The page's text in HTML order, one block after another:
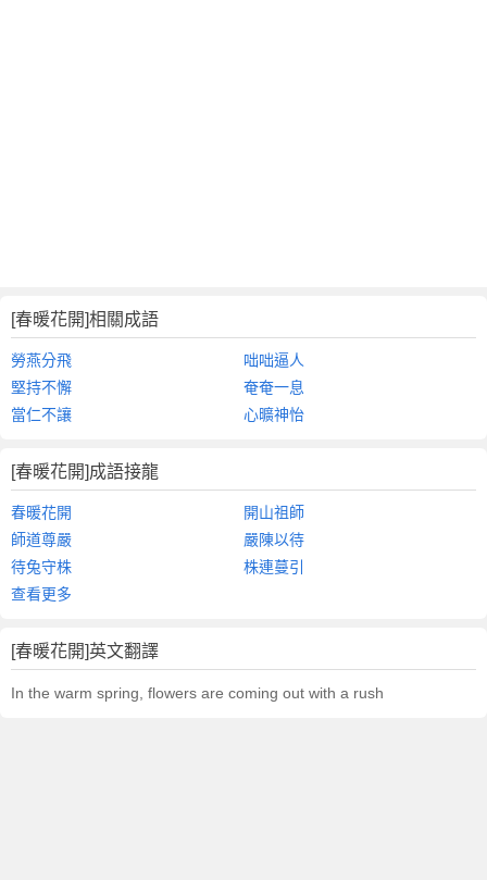
[春暖花開]相關成語
勞燕分飛
咄咄逼人
堅持不懈
奄奄一息
當仁不讓
心曠神怡
[春暖花開]成語接龍
春暖花開
開山祖師
師道尊嚴
嚴陳以待
待兔守株
株連蔓引
查看更多
[春暖花開]英文翻譯
In the warm spring, flowers are coming out with a rush